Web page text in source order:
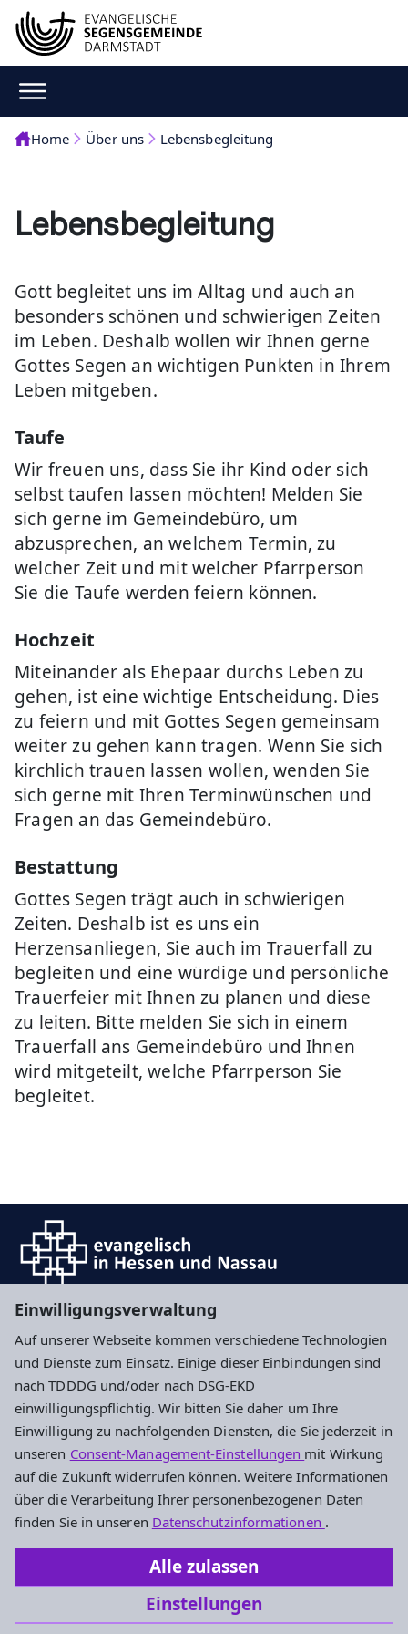
Einwilligungsverwaltung
Auf unserer Webseite kommen verschiedene Technologien
und Dienste zum Einsatz. Einige dieser Einbindungen sind
nach TDDDG und/oder nach DSG-EKD
einwilligungspflichtig. Wir bitten Sie daher um Ihre
Einwilligung zu nachfolgenden Diensten, die Sie jederzeit in
unseren Consent-Management-Einstellungen mit Wirkung
auf die Zukunft widerrufen können. Weitere Informationen
über die Verarbeitung Ihrer personenbezogenen Daten
finden Sie in unseren Datenschutzinformationen .
Alle zulassen
Einstellungen
Home Über uns Lebensbegleitung
Lebensbegleitung
Gott begleitet uns im Alltag und auch an
besonders schönen und schwierigen Zeiten
im Leben. Deshalb wollen wir Ihnen gerne
Gottes Segen an wichtigen Punkten in Ihrem
Leben mitgeben.
Taufe
Wir freuen uns, dass Sie ihr Kind oder sich
selbst taufen lassen möchten! Melden Sie
sich gerne im Gemeindebüro, um
abzusprechen, an welchem Termin, zu
welcher Zeit und mit welcher Pfarrperson
Sie die Taufe werden feiern können.
Hochzeit
Miteinander als Ehepaar durchs Leben zu
gehen, ist eine wichtige Entscheidung. Dies
zu feiern und mit Gottes Segen gemeinsam
weiter zu gehen kann tragen. Wenn Sie sich
kirchlich trauen lassen wollen, wenden Sie
sich gerne mit Ihren Terminwünschen und
Fragen an das Gemeindebüro.
Bestattung
Gottes Segen trägt auch in schwierigen
Zeiten. Deshalb ist es uns ein
Herzensanliegen, Sie auch im Trauerfall zu
begleiten und eine würdige und persönliche
Trauerfeier mit Ihnen zu planen und diese
zu leiten. Bitte melden Sie sich in einem
Trauerfall ans Gemeindebüro und Ihnen
wird mitgeteilt, welche Pfarrperson Sie
begleitet.
Ev. Segensgemeinde Darmstadt
Gemeindebüro
Heinheimer Straße 41A
64289 Darmstadt
Segensgemeinde.Darmstadt@ekhn.de